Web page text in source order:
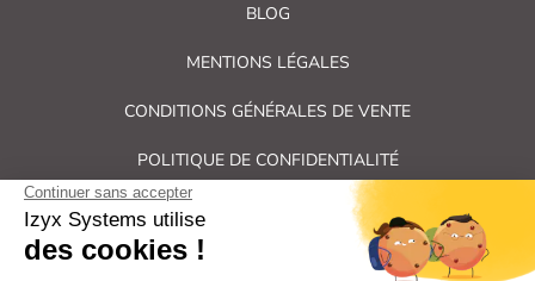
BLOG
MENTIONS LÉGALES
CONDITIONS GÉNÉRALES DE VENTE
POLITIQUE DE CONFIDENTIALITÉ